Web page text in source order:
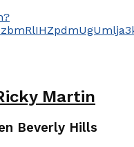
Martin
Beverly Hills